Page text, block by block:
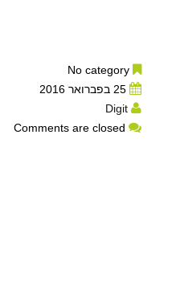
25 בפברואר 2016
Digit
Comments are closed